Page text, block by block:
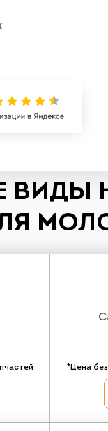
ВИДЫ
*Цена